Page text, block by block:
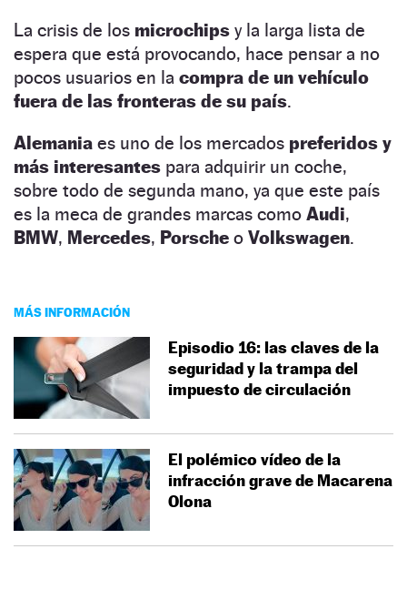
La crisis de los microchips y la larga lista de
espera que está provocando, hace pensar a no
pocos usuarios en la compra de un vehículo
fuera de las fronteras de su país.
Alemania es uno de los mercados preferidos y
más interesantes para adquirir un coche,
sobre todo de segunda mano, ya que este país
es la meca de grandes marcas como Audi,
BMW, Mercedes, Porsche o Volkswagen.
MÁS INFORMACIÓN
Episodio 16: las claves de la
seguridad y la trampa del
impuesto de circulación
El polémico vídeo de la
infracción grave de Macarena
Olona